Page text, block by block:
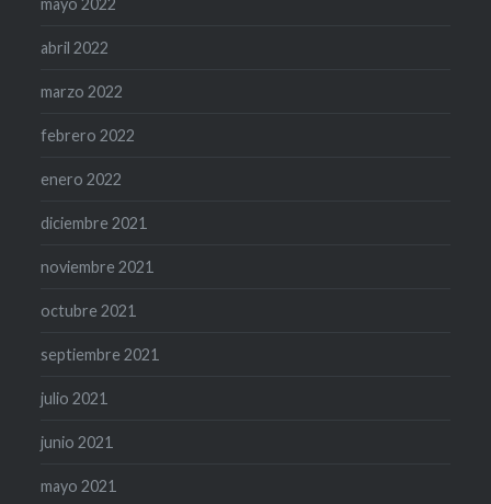
mayo 2022
abril 2022
marzo 2022
febrero 2022
enero 2022
diciembre 2021
noviembre 2021
octubre 2021
septiembre 2021
julio 2021
junio 2021
mayo 2021